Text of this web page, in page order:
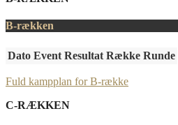
B-rækken
Dato Event Resultat Række Runde
Fuld kampplan for B-række
C-RÆKKEN